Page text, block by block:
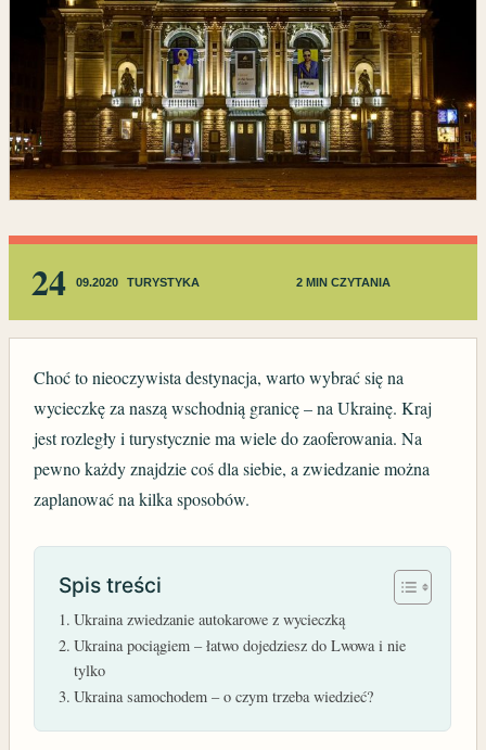
24 09.2020 TURYSTYKA 2 MIN CZYTANIA
Choć to nieoczywista destynacja, warto wybrać się na
wycieczkę za naszą wschodnią granicę – na Ukrainę. Kraj
jest rozległy i turystycznie ma wiele do zaoferowania. Na
pewno każdy znajdzie coś dla siebie, a zwiedzanie można
zaplanować na kilka sposobów.
Spis treści
Ukraina zwiedzanie autokarowe z wycieczką
Ukraina pociągiem – łatwo dojedziesz do Lwowa i nie
tylko
Ukraina samochodem – o czym trzeba wiedzieć?